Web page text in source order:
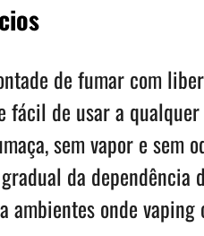
de fumar com
fácil de usar a qualquer
sem vapor e sem
da dependência
ambientes onde